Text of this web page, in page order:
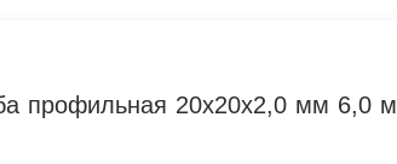
профильная 20х20х2,0 мм 6,0 м